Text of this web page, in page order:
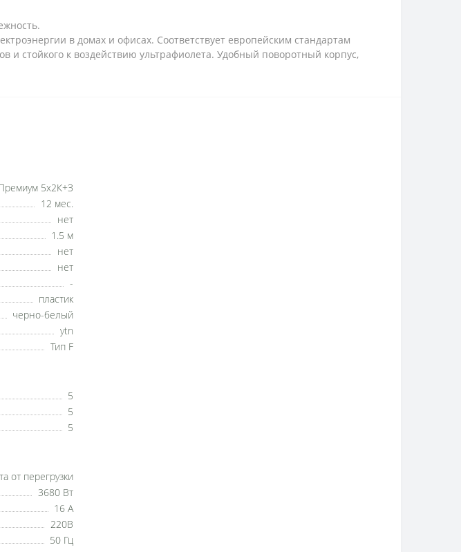
в домах и офисах. Соответствует европейским стандартам
и стойкого к воздействию ультрафиолета. Удобный поворотный корпус,
5x2К+З
12 мес.
нет
1.5 м
нет
нет
-
пластик
черно-белый
ytn
Тип F
5
5
5
от перегрузки
3680 Вт
16 А
220В
50 Гц